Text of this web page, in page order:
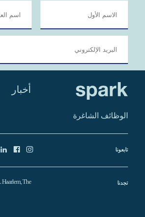
أخبار
الوظائف الشاغرة
تابعونا
تجدنا
The